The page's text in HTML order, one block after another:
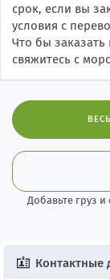
срок, если вы
условия с
Что бы заказать
свяжитесь с
Добавьте груз
Контактные